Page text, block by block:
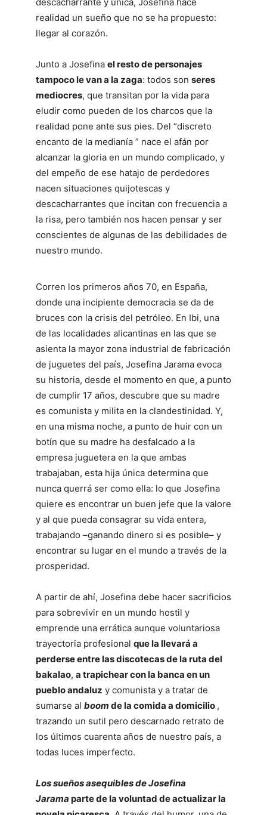
realidad un sueño que no se ha propuesto:
llegar al corazón.
Junto a Josefina el resto de personajes
tampoco le van a la zaga: todos son seres
mediocres, que transitan por la vida para
eludir como pueden de los charcos que la
realidad pone ante sus pies. Del “discreto
encanto de la medianía ” nace el afán por
alcanzar la gloria en un mundo complicado, y
del empeño de ese hatajo de perdedores
nacen situaciones quijotescas y
descacharrantes que incitan con frecuencia a
la risa, pero también nos hacen pensar y ser
conscientes de algunas de las debilidades de
nuestro mundo.
Corren los primeros años 70, en España,
donde una incipiente democracia se da de
bruces con la crisis del petróleo. En Ibi, una
de las localidades alicantinas en las que se
asienta la mayor zona industrial de fabricación
de juguetes del país, Josefina Jarama evoca
su historia, desde el momento en que, a punto
de cumplir 17 años, descubre que su madre
es comunista y milita en la clandestinidad. Y,
en una misma noche, a punto de huir con un
botín que su madre ha desfalcado a la
empresa juguetera en la que ambas
trabajaban, esta hija única determina que
nunca querrá ser como ella: lo que Josefina
quiere es encontrar un buen jefe que la valore
y al que pueda consagrar su vida entera,
trabajando –ganando dinero si es posible– y
encontrar su lugar en el mundo a través de la
prosperidad.
A partir de ahí, Josefina debe hacer sacrificios
para sobrevivir en un mundo hostil y
emprende una errática aunque voluntariosa
trayectoria profesional que la llevará a
perderse entre las discotecas de la ruta del
bakalao, a trapichear con la banca en un
pueblo andaluz y comunista y a tratar de
sumarse al boom de la comida a domicilio ,
trazando un sutil pero descarnado retrato de
los últimos cuarenta años de nuestro país, a
todas luces imperfecto.
Los sueños asequiblesde Josefina
Jarama parte de la voluntad de actualizar la